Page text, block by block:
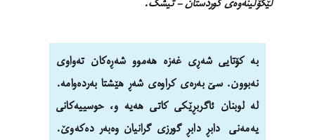
بە کۆتایی شەڕی غەزە هەموو شەڕەکان تەواوی
نەبوون. سێ بەرەی کراوەی شەڕ هێشتا بەردەوامە.
لە لوبنان ئاگربڕێکی کاتی هەیە و، حوسییەکانی
یەمەنی دابڕ دابڕ گورزی گرانیان وەبەر دەکەوێ.